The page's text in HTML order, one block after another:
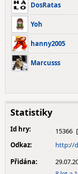
DosRatas
Yoh
hanny2005
Marcusss
Statistiky
Id hry:
15366
Odkaz:
http://
Přidána: